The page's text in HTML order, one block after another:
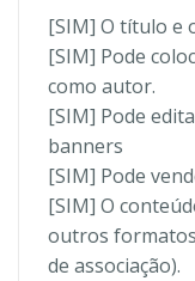
[SIM] O título e
[SIM] Pode
como autor.
[SIM] Pode
banners
[SIM] Pode
[SIM] O
outros
de associação).